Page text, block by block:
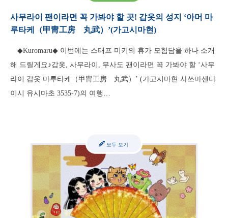
사무라이 팬이라면 꼭 가봐야 할 곳! 갑옷의 성지 ‘아머 마
루타케（甲冑工房 丸武）’(가고시마현)
◆Kuromaru◆ 이번에는 스태프 미키의 휴가 모험담을 하나 소개
해 드릴게요♪갑옷, 사무라이, 무사도 팬이라면 꼭 가봐야 할 ‘사무
라이 갑옷 마루타케（甲冑工房 丸武）’ (가고시마현 사쓰마센다
이시 유시마초 3535-7)의 여행…
모두 보기